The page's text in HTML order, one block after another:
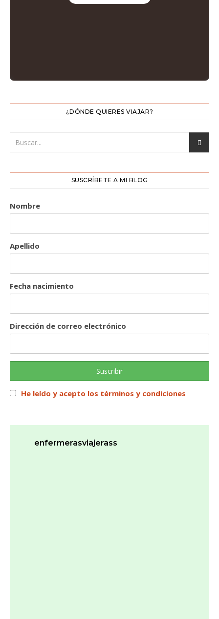
¿DÓNDE QUIERES VIAJAR?
SUSCRÍBETE A MI BLOG
Nombre
Apellido
Fecha nacimiento
Dirección de correo electrónico
He leído y acepto los términos y condiciones
enfermerasviajerass